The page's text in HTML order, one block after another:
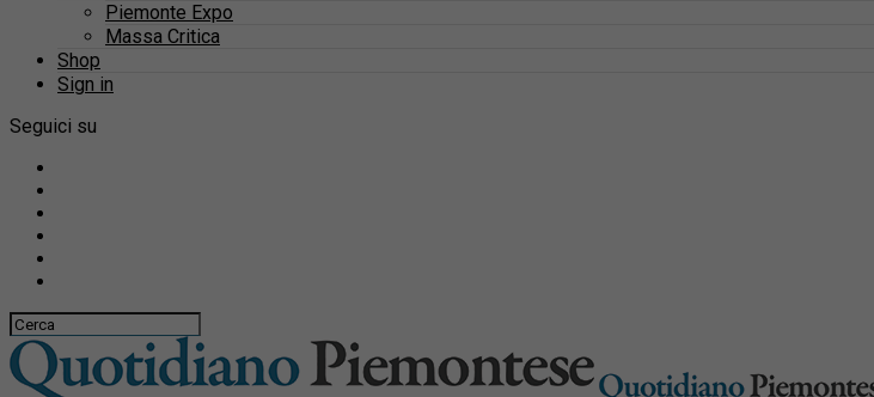
Piemonte Expo
Massa Critica
Shop
Sign in
Seguici su